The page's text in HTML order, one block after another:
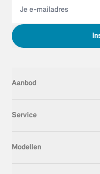
Aanbod
Occasion
Service
Onderhoud & Reparatie
Modellen